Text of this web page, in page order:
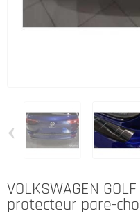
‹
VOLKSWAGEN
protecteur pare-